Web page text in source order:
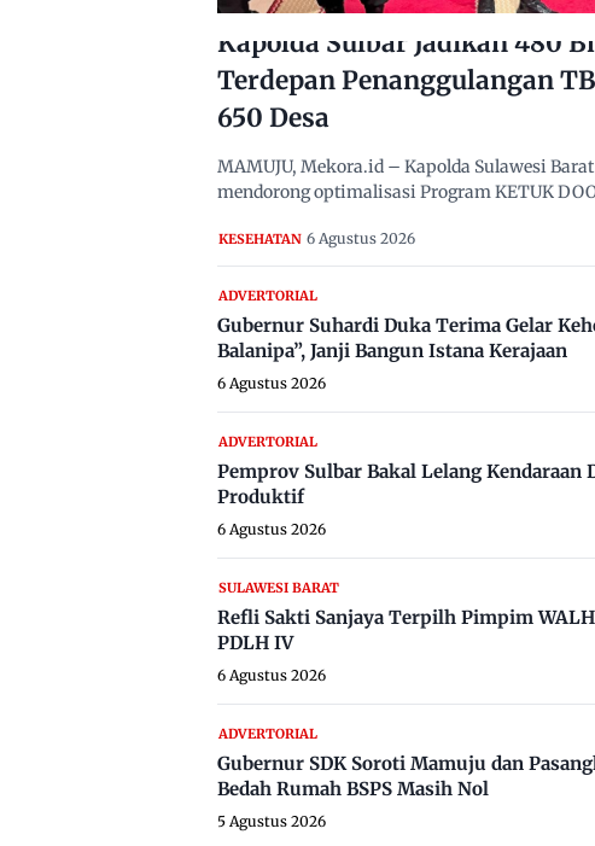
Kapolda Sulbar Jadikan 480
Terdepan Penanggulangan
650 Desa
MAMUJU, Mekora.id – Kapolda Sulawesi
mendorong optimalisasi Program KETUK
KESEHATAN 6 Agustus 2026
ADVERTORIAL
Gubernur Suhardi Duka Terima Gelar
Balanipa”, Janji Bangun Istana Kerajaan
6 Agustus 2026
ADVERTORIAL
Pemprov Sulbar Bakal Lelang Kendaraan
Produktif
6 Agustus 2026
SULAWESI BARAT
Refli Sakti Sanjaya Terpilh Pimpim
PDLH IV
6 Agustus 2026
ADVERTORIAL
Gubernur SDK Soroti Mamuju dan
Bedah Rumah BSPS Masih Nol
5 Agustus 2026